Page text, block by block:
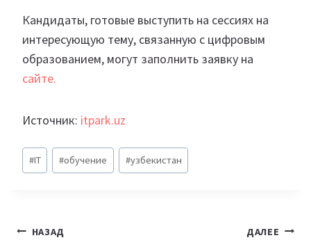
Кандидаты, готовые выступить на сессиях на
интересующую тему, связанную с цифровым
образованием, могут заполнить заявку на
сайте.
Источник: itpark.uz
Метки
записи:
#IT #обучение #узбекистан
Навигация
НАЗАД ДАЛЕЕ